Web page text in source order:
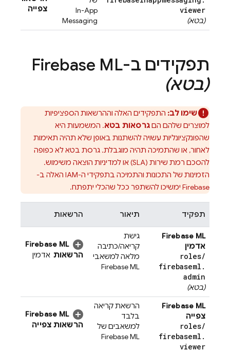
viewer
(בטא)
In-App
Messaging
צפייה
תפקידים ב-Firebase ML
(בטא)
שימו לב: התפקידים האלה וההרשאות הספציפיות
למוצרים שלהם הםגרסאות בטא. המשמעות היא
שהפונקציונליות עשויה להשתנות באופן שלא תהיה תאימות
לאחור, או שהתמיכה תהיה מוגבלת. גרסת בטא לא כפופה
להסכם רמת שירות (SLA) או למדיניות הוצאה משימוש.
הזמינות של התכונות והתמיכה בתפקידי ה-IAM האלה ב-
Firebase ימשיכו להשתפר ככל שהכלי יתפתח.
תפקיד תיאור הרשאות
Firebase ML
אדמין
roles/
firebaseml .
admin
(בטא)
גישת
קריאה/כתיבה
מלאה למשאבי
Firebase ML
Firebase ML
הרשאות אדמין
Firebase ML
צפייה
roles/
firebaseml .
viewer
הרשאת קריאה
בלבד
למשאבים של
Firebase ML
Firebase ML
הרשאות צפייה